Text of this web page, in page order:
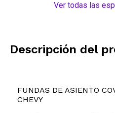
Ver todas las
Descripción del
FUNDAS DE ASIENTO
CHEVY